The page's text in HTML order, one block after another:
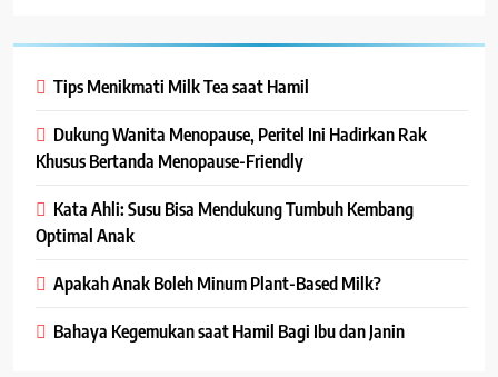
Tips Menikmati Milk Tea saat Hamil
Dukung Wanita Menopause, Peritel Ini Hadirkan Rak
Khusus Bertanda Menopause-Friendly
Kata Ahli: Susu Bisa Mendukung Tumbuh Kembang
Optimal Anak
Apakah Anak Boleh Minum Plant-Based Milk?
Bahaya Kegemukan saat Hamil Bagi Ibu dan Janin